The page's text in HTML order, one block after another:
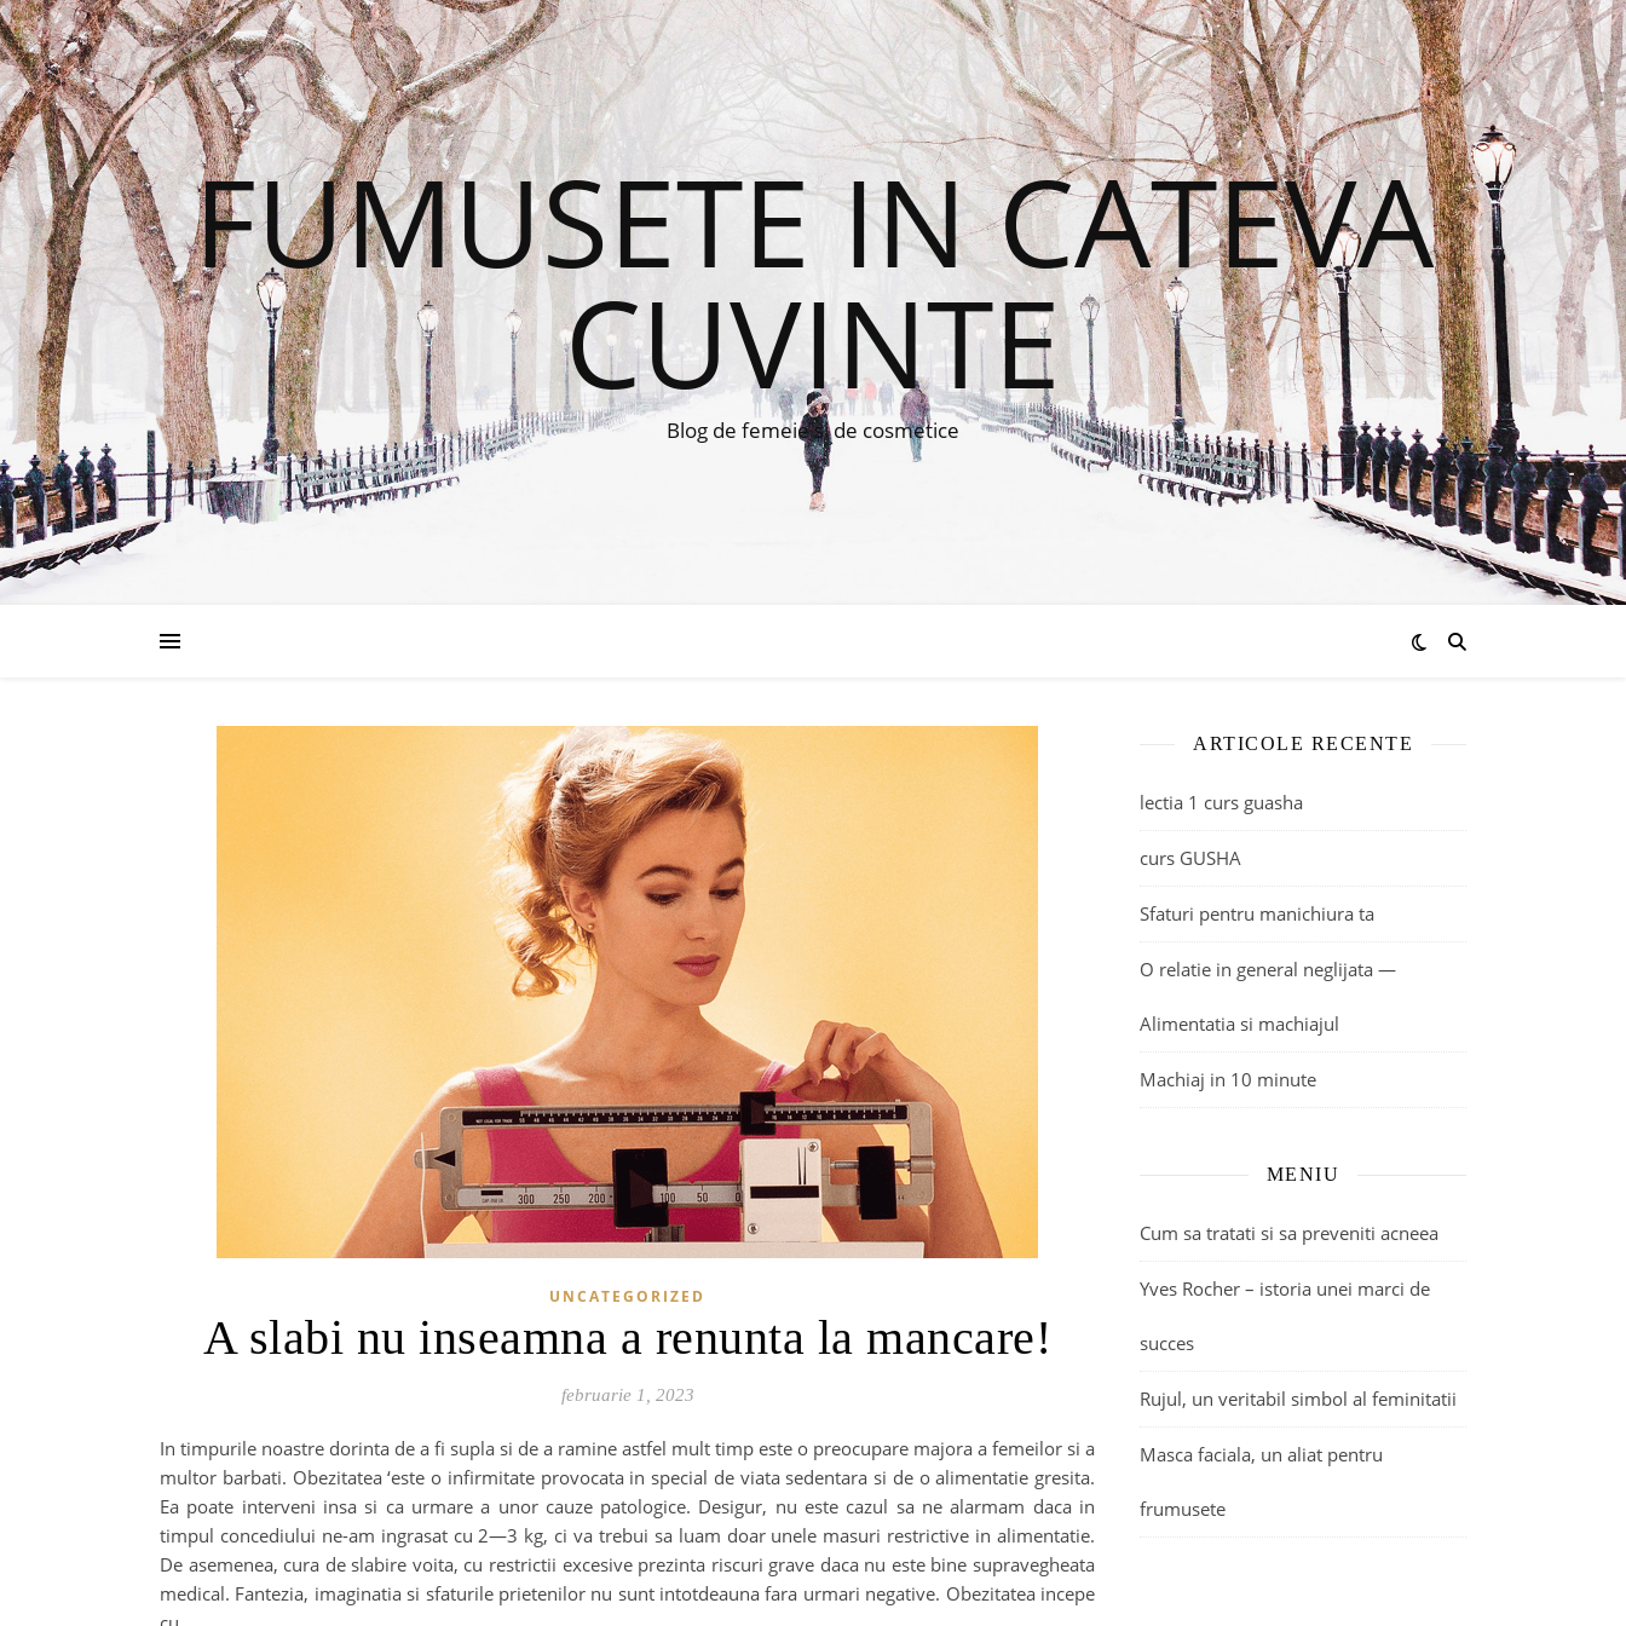
FUMUSETE IN CATEVA
CUVINTE
Blog de femeie si de cosmetice
UNCATEGORIZED
A slabi nu inseamna a renunta la mancare!
februarie 1, 2023
In timpurile noastre dorinta de a fi supla si de a ramine astfel mult timp este o preocupare majora a femeilor si a
multor barbati. Obezitatea ‘este o infirmitate provocata in special de viata sedentara si de o alimentatie gresita.
Ea poate interveni insa si ca urmare a unor cauze patologice. Desigur, nu este cazul sa ne alarmam daca in
timpul concediului ne-am ingrasat cu 2—3 kg, ci va trebui sa luam doar unele masuri restrictive in alimentatie.
De asemenea, cura de slabire voita, cu restrictii excesive prezinta riscuri grave daca nu este bine supravegheata
medical. Fantezia, imaginatia si sfaturile prietenilor nu sunt intotdeauna fara urmari negative. Obezitatea incepe
ARTICOLE RECENTE
lectia 1 curs guasha
curs GUSHA
Sfaturi pentru manichiura ta
O relatie in general neglijata —
Alimentatia si machiajul
Machiaj in 10 minute
MENIU
Cum sa tratati si sa preveniti acneea
Yves Rocher – istoria unei marci de
succes
Rujul, un veritabil simbol al feminitatii
Masca faciala, un aliat pentru
frumusete